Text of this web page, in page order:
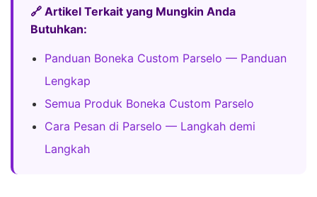
🔗 Artikel Terkait yang Mungkin Anda
Butuhkan:
Panduan Boneka Custom Parselo — Panduan
Lengkap
Semua Produk Boneka Custom Parselo
Cara Pesan di Parselo — Langkah demi
Langkah